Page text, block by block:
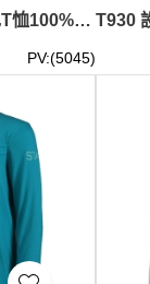
T957 訂做男裝紅色T恤100%滌 人壽保險公司 T恤供應商 MDRT 百万圓桌會議 紅色 不激凸T恤 防激凸T恤
PV:(5045)